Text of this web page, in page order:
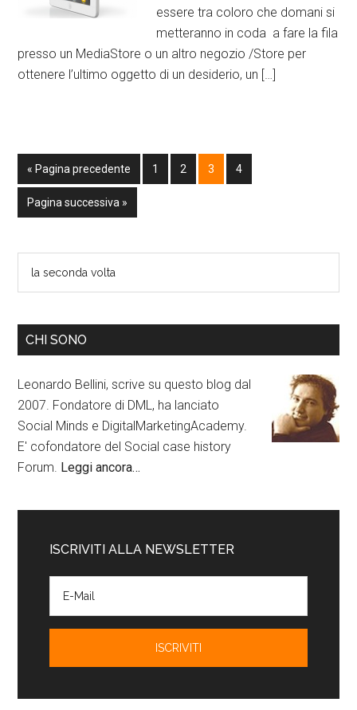
essere tra coloro che domani si
metteranno in coda a fare la fila
presso un MediaStore o un altro negozio /Store per
ottenere l’ultimo oggetto di un desiderio, un […]
« Pagina precedente 1 2 3 4
Pagina successiva »
CHI SONO
Leonardo Bellini, scrive su questo blog dal
2007. Fondatore di DML, ha lanciato
Social Minds e DigitalMarketingAcademy.
E' cofondatore del Social case history
Forum. Leggi ancora…
ISCRIVITI ALLA NEWSLETTER